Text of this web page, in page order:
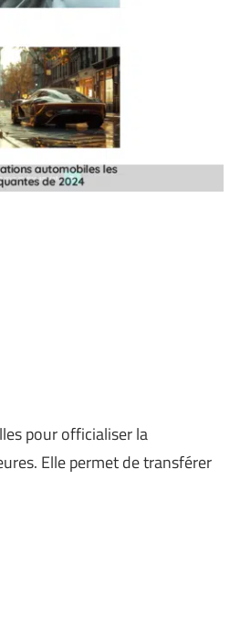
pour officialiser la
Elle permet de transférer